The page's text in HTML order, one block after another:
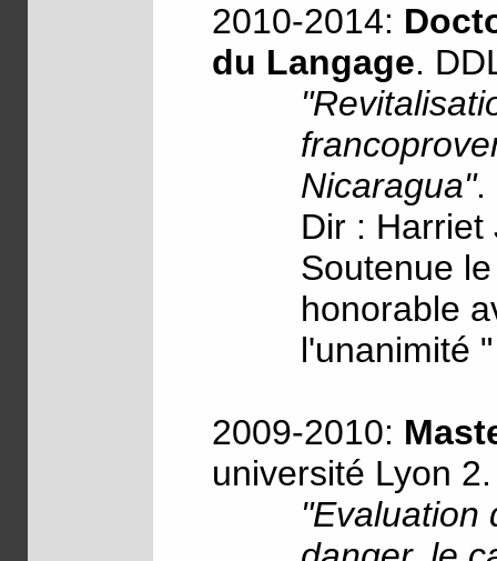
2010-2014:
du Langage.
Nicaragua".
Dir : Harriet
Soutenue
honorable
l'unanimité "
2009-2010:
université Lyon 2.
"Evaluation